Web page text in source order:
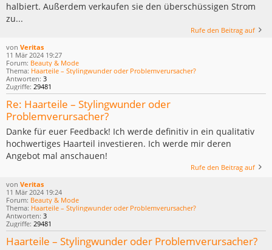
halbiert. Außerdem verkaufen sie den überschüssigen Strom
zu...
Rufe den Beitrag auf
von Veritas
11 Mär 2024 19:27
Forum: Beauty & Mode
Thema: Haarteile – Stylingwunder oder Problemverursacher?
Antworten: 3
Zugriffe: 29481
Re: Haarteile – Stylingwunder oder
Problemverursacher?
Danke für euer Feedback! Ich werde definitiv in ein qualitativ
hochwertiges Haarteil investieren. Ich werde mir deren
Angebot mal anschauen!
Rufe den Beitrag auf
von Veritas
11 Mär 2024 19:24
Forum: Beauty & Mode
Thema: Haarteile – Stylingwunder oder Problemverursacher?
Antworten: 3
Zugriffe: 29481
Haarteile – Stylingwunder oder Problemverursacher?